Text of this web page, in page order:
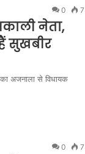
0 7
नेता,
सुखबीर
अजनाला से विधायक
0 7